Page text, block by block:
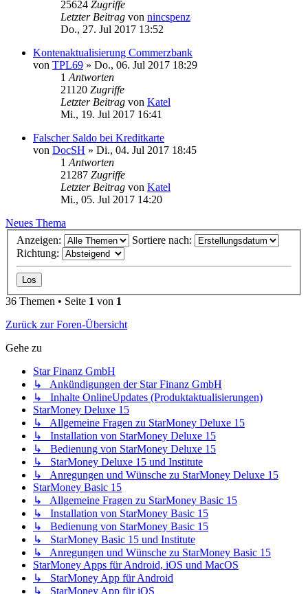
25624 Zugriffe
Letzter Beitrag von nincspenz
Do., 27. Jul 2017 13:52
Kontenaktualisierung Commerzbank
von TPL69 » Do., 06. Jul 2017 18:29
1 Antworten
21120 Zugriffe
Letzter Beitrag von Katel
Mi., 19. Jul 2017 16:41
Falscher Saldo bei Kreditkarte
von DocSH » Di., 04. Jul 2017 18:45
1 Antworten
21287 Zugriffe
Letzter Beitrag von Katel
Mi., 05. Jul 2017 14:20
Neues Thema
Anzeigen:
Sortiere nach:
Richtung:
36 Themen • Seite 1 von 1
Zurück zur Foren-Übersicht
Gehe zu
Star Finanz GmbH
↳ Ankündigungen der Star Finanz GmbH
↳ Inhalte OnlineUpdates (Produktaktualisierungen)
StarMoney Deluxe 15
↳ Allgemeine Fragen zu StarMoney Deluxe 15
↳ Installation von StarMoney Deluxe 15
↳ Bedienung von StarMoney Deluxe 15
↳ StarMoney Deluxe 15 und Institute
↳ Anregungen und Wünsche zu StarMoney Deluxe 15
StarMoney Basic 15
↳ Allgemeine Fragen zu StarMoney Basic 15
↳ Installation von StarMoney Basic 15
↳ Bedienung von StarMoney Basic 15
↳ StarMoney Basic 15 und Institute
↳ Anregungen und Wünsche zu StarMoney Basic 15
StarMoney Apps für Android, iOS und MacOS
↳ StarMoney App für Android
↳ StarMoney App für iOS